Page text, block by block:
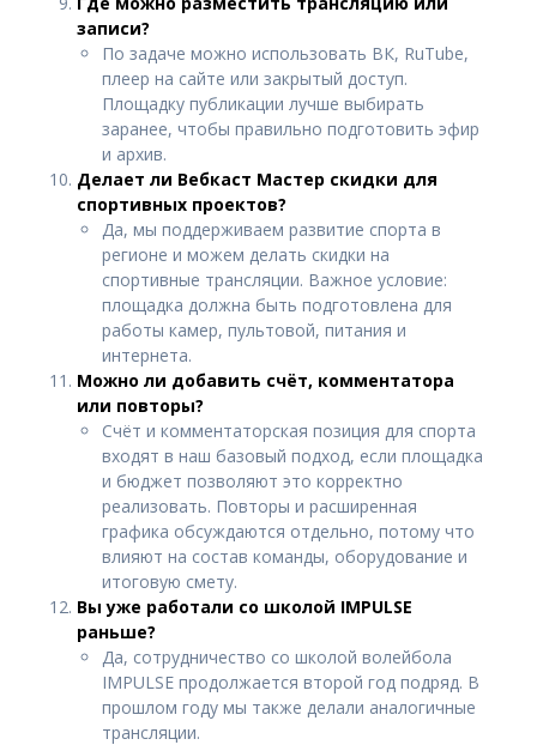
записи?
По задаче можно использовать ВК, RuTube,
плеер на сайте или закрытый доступ.
Площадку публикации лучше выбирать
заранее, чтобы правильно подготовить эфир
и архив.
Делает ли Вебкаст Мастер скидки для
спортивных проектов?
Да, мы поддерживаем развитие спорта в
регионе и можем делать скидки на
спортивные трансляции. Важное условие:
площадка должна быть подготовлена для
работы камер, пультовой, питания и
интернета.
Можно ли добавить счёт, комментатора
или повторы?
Счёт и комментаторская позиция для спорта
входят в наш базовый подход, если площадка
и бюджет позволяют это корректно
реализовать. Повторы и расширенная
графика обсуждаются отдельно, потому что
влияют на состав команды, оборудование и
итоговую смету.
Вы уже работали со школой IMPULSE
раньше?
Да, сотрудничество со школой волейбола
IMPULSE продолжается второй год подряд. В
прошлом году мы также делали аналогичные
трансляции.